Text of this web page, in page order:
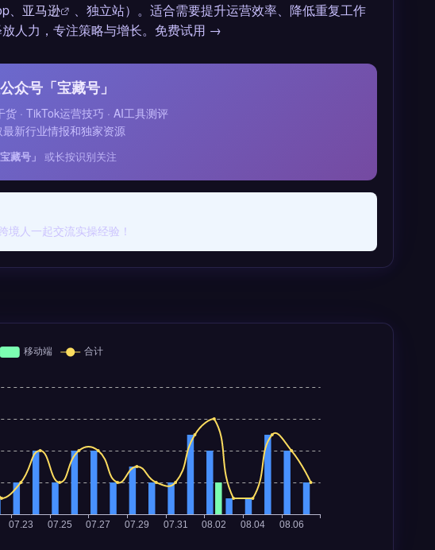
亚马逊
、独立站）。适合需要提升运营效率、降低重复工作
人力，专注策略与增长。免费试用 →
众号「宝藏号」
货 · TikTok运营技巧 · AI工具测评
新行业情报和独家资源
宝藏号」 或长按识别关注
人一起交流实操经验！